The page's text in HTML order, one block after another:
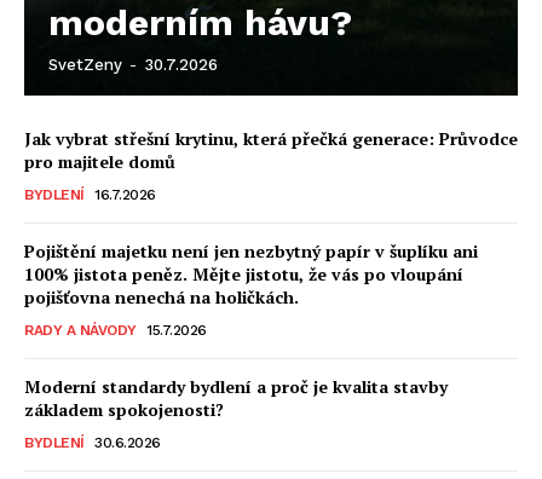
moderním hávu?
SvetZeny - 30.7.2026
Jak vybrat střešní krytinu, která přečká generace: Průvodce
pro majitele domů
BYDLENÍ 16.7.2026
Pojištění majetku není jen nezbytný papír v šuplíku ani
100% jistota peněz. Mějte jistotu, že vás po vloupání
pojišťovna nenechá na holičkách.
RADY A NÁVODY 15.7.2026
Moderní standardy bydlení a proč je kvalita stavby
základem spokojenosti?
BYDLENÍ 30.6.2026